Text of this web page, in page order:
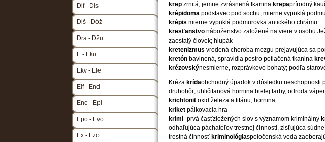
krep zrnitá, jemne zvrásnená tkanina krepaprírodný
krépidoma podstavec pod sochu; mierne vypuklá
krépis mierne vypuklá podmurovka antického chrámu
kresťanstvo náboženstvo založené na viere v osobu
zaostalý človek; hlupák
kretenizmus vrodená choroba mozgu prejavujúca sa
kretón bavlnená, spravidla pestro potlačená tkanina
krézovskýnesmierne, rozprávkovo bohatý; podľa
Kréza krídaobchodný úpadok v dôsledku neschopnosti
druhohôr; uhličitanová hornina bielej farby, odroda
krichtonit oxid železa a titánu, hornina
kriket pálkovacia hra
krimi- prvá časťzložených slov s významom kriminálny
odhaľujúca páchateľov trestnej činnosti, zisťujúca
trestná činnosť kriminológiaspoločenská veda
Dif - Dis
Diš - Dóž
Dra - Džu
E - Eku
Ekv - Ele
Elf - End
Ene - Epi
Epo - Evo
Ex - Ezo